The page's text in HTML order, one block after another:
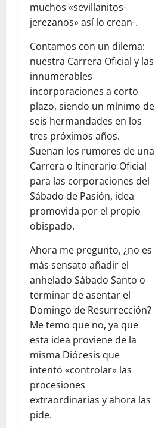
muchos «sevillanitos-
jerezanos» así lo crean-.
Contamos con un dilema:
nuestra Carrera Oficial y las
innumerables
incorporaciones a corto
plazo, siendo un mínimo de
seis hermandades en los
tres próximos años.
Suenan los rumores de una
Carrera o Itinerario Oficial
para las corporaciones del
Sábado de Pasión, idea
promovida por el propio
obispado.
Ahora me pregunto, ¿no es
más sensato añadir el
anhelado Sábado Santo o
terminar de asentar el
Domingo de Resurrección?
Me temo que no, ya que
esta idea proviene de la
misma Diócesis que
intentó «controlar» las
procesiones
extraordinarias y ahora las
pide.